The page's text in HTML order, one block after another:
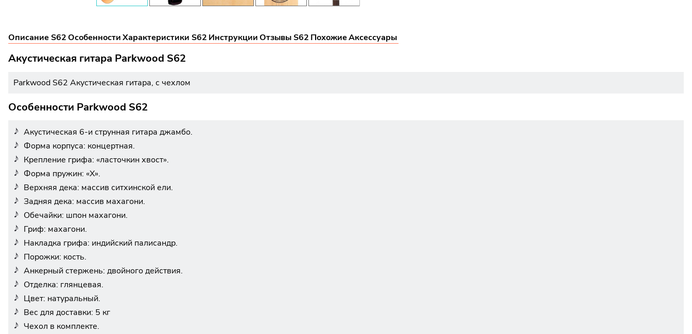
Описание S62ОсобенностиХарактеристики S62 ИнструкцииОтзывы S62 ПохожиеАксессуары
Акустическая гитара Parkwood S62
Parkwood S62 Акустическая гитара, с чехлом
Особенности Parkwood S62
Акустическая 6-и струнная гитара джамбо.
Форма корпуса: концертная.
Крепление грифа: «ласточкин хвост».
Форма пружин: «Х».
Верхняя дека: массив ситхинской ели.
Задняя дека: массив махагони.
Обечайки: шпон махагони.
Гриф: махагони.
Накладка грифа: индийский палисандр.
Порожки: кость.
Анкерный стержень: двойного действия.
Отделка: глянцевая.
Цвет: натуральный.
Вес для доставки: 5 кг
Чехол в комплекте.